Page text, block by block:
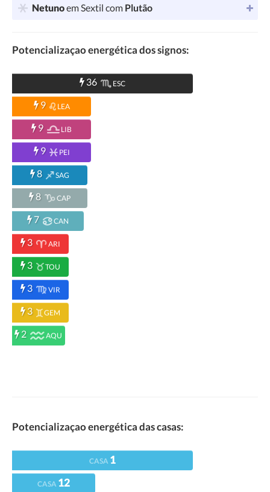
Netunoem Sextil com Plutão
Potencializaçao energética dos signos:
36 ESC
9 LEA
9 LIB
9 PEI
8 SAG
8 CAP
7 CAN
3 ARI
3 TOU
3 VIR
3 GEM
2 AQU
Potencializaçao energética das casas:
CASA 1
CASA 12